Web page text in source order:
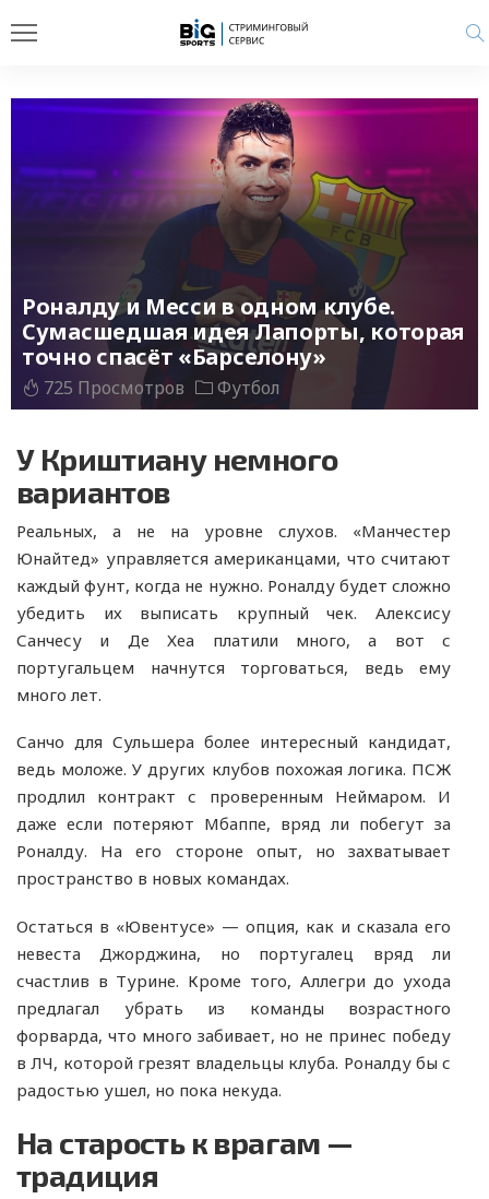
Роналду и Месси в одном клубе.
Сумасшедшая идея Лапорты, которая
точно спасёт «Барселону»
725 Просмотров Футбол
У Криштиану немного
вариантов
Реальных, а не на уровне слухов. «Манчестер
Юнайтед» управляется американцами, что считают
каждый фунт, когда не нужно. Роналду будет сложно
убедить их выписать крупный чек. Алексису
Санчесу и Де Хеа платили много, а вот с
португальцем начнутся торговаться, ведь ему
много лет.
Санчо для Сульшера более интересный кандидат,
ведь моложе. У других клубов похожая логика. ПСЖ
продлил контракт с проверенным Неймаром. И
даже если потеряют Мбаппе, вряд ли побегут за
Роналду. На его стороне опыт, но захватывает
пространство в новых командах.
Остаться в «Ювентусе» — опция, как и сказала его
невеста Джорджина, но португалец вряд ли
счастлив в Турине. Кроме того, Аллегри до ухода
предлагал убрать из команды возрастного
форварда, что много забивает, но не принес победу
в ЛЧ, которой грезят владельцы клуба. Роналду бы с
радостью ушел, но пока некуда.
На старость к врагам —
традиция